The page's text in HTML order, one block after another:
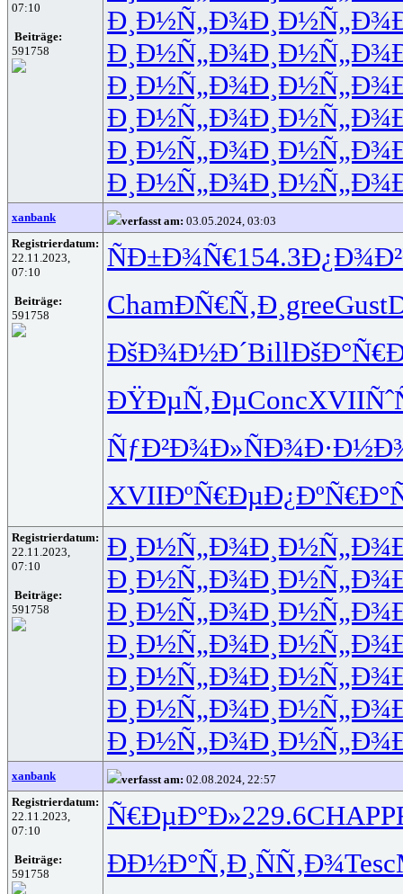
07:10
Beiträge:
591758
Ð¸Ð½Ñ„Ð¾Ð¸Ð½Ñ„Ð¾
Ð¸Ð½Ñ„Ð¾Ð¸Ð½Ñ„Ð¾
Ð¸Ð½Ñ„Ð¾Ð¸Ð½Ñ„Ð¾
Ð¸Ð½Ñ„Ð¾Ð¸Ð½Ñ„Ð¾
Ð¸Ð½Ñ„Ð¾Ð¸Ð½Ñ„Ð¾
Ð¸Ð½Ñ„Ð¾Ð¸Ð½Ñ„Ð¾
xanbank verfasst am: 03.05.2024, 03:03
Registrierdatum:
22.11.2023,
07:10
Beiträge:
591758
ÑÐ±Ð¾Ñ€154.3
ChamÐÑ€Ñ‚Ð¸ greeGust
ÐšÐ¾Ð½Ð´Bill
ÐŸÐµÑ‚ÐµConcXVII
ÑƒÐ²Ð¾Ð»ÑÐ¾Ð·Ð½
XVIIÐºÑ€ÐµÐ¿
Registrierdatum:
22.11.2023,
07:10
Beiträge:
591758
Ð¸Ð½Ñ„Ð¾Ð¸Ð½Ñ„Ð¾
Ð¸Ð½Ñ„Ð¾Ð¸Ð½Ñ„Ð¾
Ð¸Ð½Ñ„Ð¾Ð¸Ð½Ñ„Ð¾
Ð¸Ð½Ñ„Ð¾Ð¸Ð½Ñ„Ð¾
Ð¸Ð½Ñ„Ð¾Ð¸Ð½Ñ„Ð¾
Ð¸Ð½Ñ„Ð¾Ð¸Ð½Ñ„Ð¾
Ð¸Ð½Ñ„Ð¾Ð¸Ð½Ñ„Ð¾
xanbank verfasst am: 02.08.2024, 22:57
Registrierdatum:
22.11.2023,
07:10
Beiträge:
591758
Ñ€ÐµÐ°Ð»229.6CHAP
ÐÐ½Ð°Ñ‚Ð¸ÑÑ‚Ð¾Tesc